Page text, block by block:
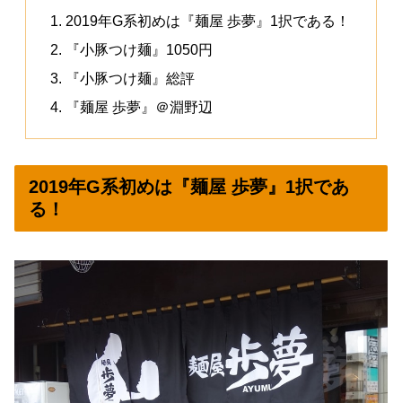
2019年G系初めは『麺屋 歩夢』1択である！
『小豚つけ麺』1050円
『小豚つけ麺』総評
『麺屋 歩夢』＠淵野辺
2019年G系初めは『麺屋 歩夢』1択であ
る！